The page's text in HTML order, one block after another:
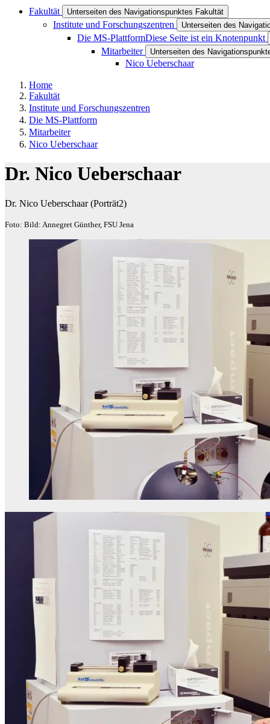
Fakultät Unterseiten des Navigationspunktes Fakultät
Institute und Forschungszentren Unterseiten des
Die MS-PlattformDiese Seite ist ein Knotenpunkt
Mitarbeiter
Unterseiten des
Nico Ueberschaar
Home
Fakultät
Institute und Forschungszentren
Die MS-Plattform
Mitarbeiter
Nico Ueberschaar
Dr. Nico Ueberschaar
Dr. Nico Ueberschaar (Porträt2)
Foto: Bild: Annegret Günther, FSU Jena